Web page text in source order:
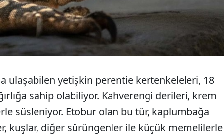
ulaşabilen yetişkin perentie kertenkeleleri, 18
sahip olabiliyor. Kahverengi derileri, krem
süsleniyor. Etobur olan bu tür, kaplumbağa
kuşlar, diğer sürüngenler ile küçük memelilerle